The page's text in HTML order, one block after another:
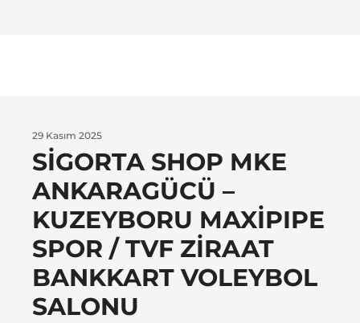
29 Kasım 2025
SIGORTA SHOP MKE
ANKARAGÜCÜ –
KUZEYBORU MAXIPIPE
SPOR / TVF ZIRAAT
BANKKART VOLEYBOL
SALONU